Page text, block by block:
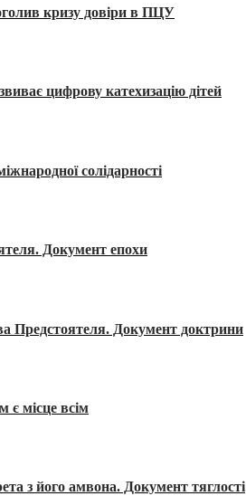
кризу довіри в ПЦУ
цифрову катехизацію дітей
солідарності
Документ епохи
Предстоятеля. Документ доктрини
є місце всім
з його амвона. Документ тяглості